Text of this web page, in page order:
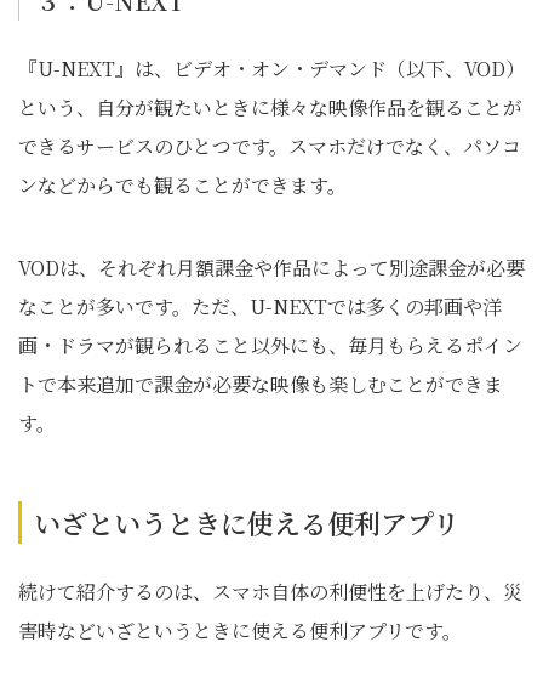
『U-NEXT』は、ビデオ・オン・デマンド（以下、VOD）
という、自分が観たいときに様々な映像作品を観ることが
できるサービスのひとつです。スマホだけでなく、パソコ
ンなどからでも観ることができます。
VODは、それぞれ月額課金や作品によって別途課金が必要
なことが多いです。ただ、U-NEXTでは多くの邦画や洋
画・ドラマが観られること以外にも、毎月もらえるポイン
トで本来追加で課金が必要な映像も楽しむことができま
す。
いざというときに使える便利アプリ
続けて紹介するのは、スマホ自体の利便性を上げたり、災
害時などいざというときに使える便利アプリです。